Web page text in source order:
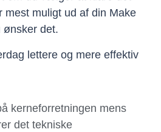
mest muligt ud af din Make
det.
lettere og mere effektiv
kerneforretningen mens
det tekniske​